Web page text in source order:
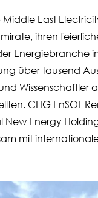
East
ihren
Energiebranche
über tausend
Wissenschaftler
CHG EnSOL
Energy
mit